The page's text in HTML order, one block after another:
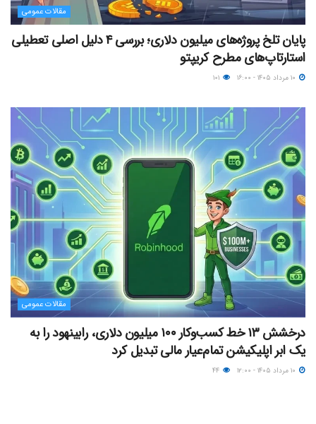
مقالات عمومی
پایان تلخ پروژه‌های میلیون دلاری؛ بررسی ۴ دلیل اصلی تعطیلی
استارتاپ‌های مطرح کریپتو
مقالات عمومی
درخشش ۱۳ خط کسب‌وکار ۱۰۰ میلیون دلاری، رابینهود را به
یک ابر اپلیکیشن تمام‌عیار مالی تبدیل کرد